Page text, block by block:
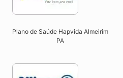
Plano de Saúde Hapvida Almeirim
PA​